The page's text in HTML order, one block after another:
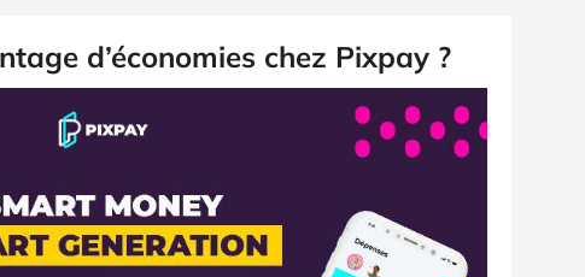
d’économies chez Pixpay ?